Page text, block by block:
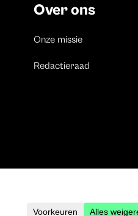
Over ons
Onze missie
Redactieraad